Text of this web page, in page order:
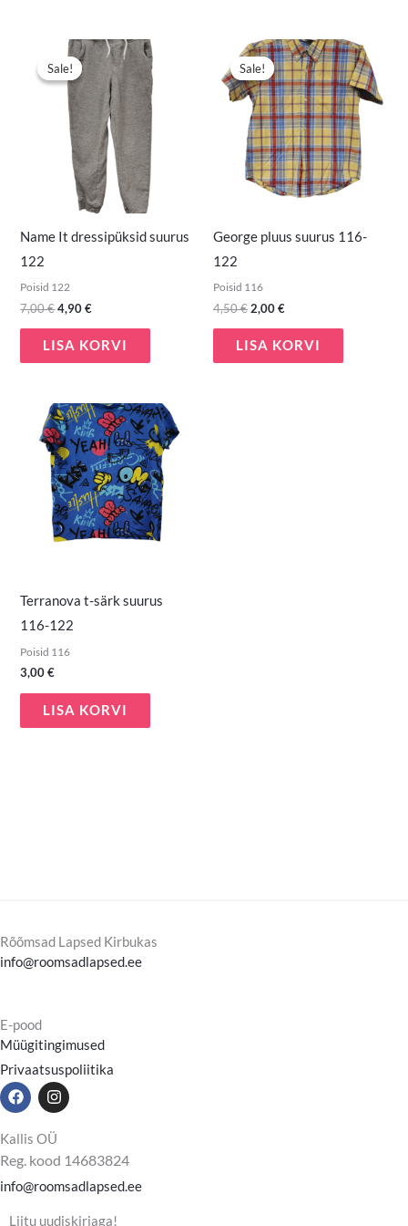
Sale!
Sale!
Name It dressipüksid suurus
122
Poisid 122
7,00€
Algne
hind
oli:
7,00 €.
4,90€
Praegune
hind
4,90 €.
LISA KORVI
Sale!
Sale!
George pluus suurus 116-
122
Poisid 116
4,50€
Algne
hind
oli:
4,50 €.
2,00€
Praegune
hind
on:
2,00 €.
LISA KORVI
Terranova t-särk suurus
116-122
Poisid 116
3,00€
LISA KORVI
Rõõmsad Lapsed Kirbukas
info@roomsadlapsed.ee
E-pood
Müügitingimused
Privaatsuspoliitika
F
a
c
e
b
o
o
k
I
n
s
t
a
g
r
a
m
Kallis OÜ
Reg. kood 14683824
info@roomsadlapsed.ee
Liitu uudiskirjaga!